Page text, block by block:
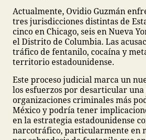
Actualmente, Ovidio Guzmán
tres jurisdicciones distintas de
cinco en Chicago, seis en Nueva
el Distrito de Columbia. Las
tráfico de fentanilo, cocaína y
territorio estadounidense.
Este proceso judicial marca un
los esfuerzos por desarticular una
organizaciones criminales más
México y podría tener
en la estrategia estadounidense
narcotráfico, particularmente en